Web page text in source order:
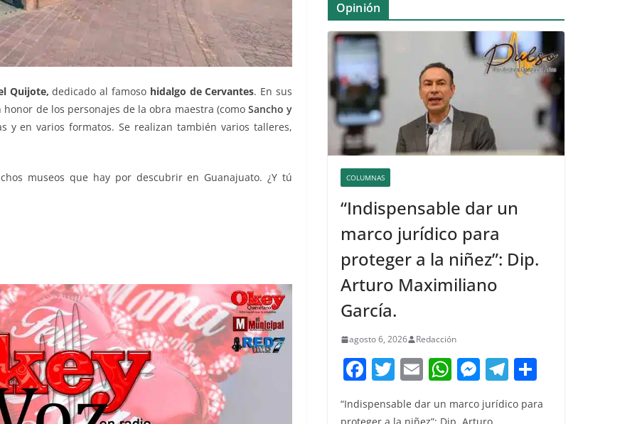
Quijote,dedicado al famoso hidalgo de Cervantes. En sus
de los personajes de la obra maestra (como Sancho y
y en varios formatos. Se realizan también varios talleres,
museos que hay por descubrir en Guanajuato. ¿Y tú
Opinión
COLUMNAS
“Indispensable dar un
marco jurídico para
proteger a la niñez”: Dip.
Arturo Maximiliano
García.
agosto 6, 2026 Redacción
F
c
T
w
itt
E
ai
W
at
M
e
ss
T
e m
“Indispensable dar un marco jurídico para